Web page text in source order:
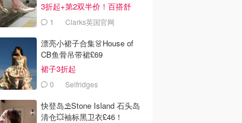
3折起+第2双半价！百搭舒
服！1 Clarks英国官网
漂亮小裙子合集👗House of
CB鱼骨吊带裙£69
裙子3折起
0 Selfridges
快登岛⛱️Stone Island 石头岛
清仓💥袖标黑卫衣£46！